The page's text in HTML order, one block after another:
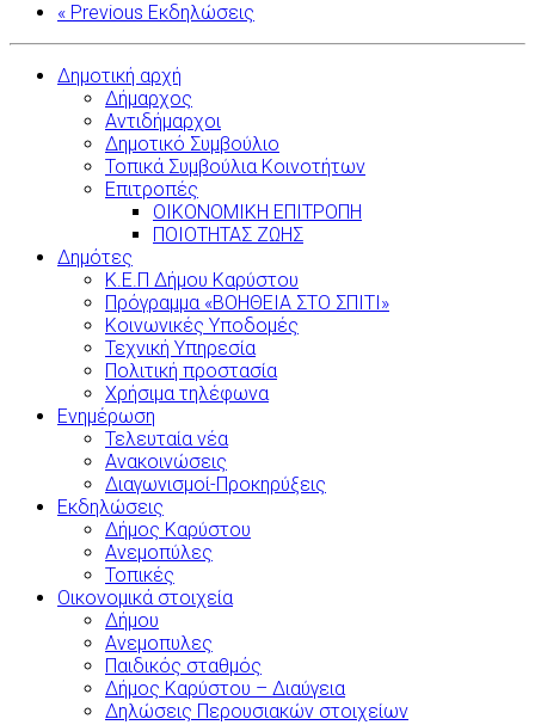
« Previous Εκδηλώσεις
Δημοτική αρχή
Δήμαρχος
Αντιδήμαρχοι
Δημοτικό Συμβούλιο
Τοπικά Συμβούλια Κοινοτήτων
Επιτροπές
ΟΙΚΟΝΟΜΙΚΗ ΕΠΙΤΡΟΠΗ
ΠΟΙΟΤΗΤΑΣ ΖΩΗΣ
Δημότες
Κ.Ε.Π Δήμου Καρύστου
Πρόγραμμα «ΒΟΗΘΕΙΑ ΣΤΟ ΣΠΙΤΙ»
Κοινωνικές Υποδομές
Τεχνική Υπηρεσία
Πολιτική προστασία
Χρήσιμα τηλέφωνα
Ενημέρωση
Τελευταία νέα
Ανακοινώσεις
Διαγωνισμοί-Προκηρύξεις
Εκδηλώσεις
Δήμος Καρύστου
Ανεμοπύλες
Τοπικές
Οικονομικά στοιχεία
Δήμου
Ανεμοπυλες
Παιδικός σταθμός
Δήμος Καρύστου – Διαύγεια
Δηλώσεις Περουσιακών στοιχείων